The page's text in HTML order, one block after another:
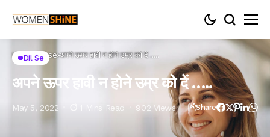
Home Dil se अपने ऊपर हावी न होने उम्र को दें …..
Dil Se
अपने ऊपर हावी न होने उम्र को दें …..
May 5, 2022 1 Mins Read 902 Views Share